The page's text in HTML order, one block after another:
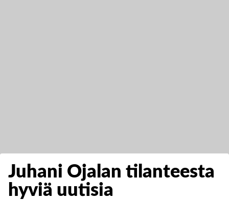
Juhani Ojalan tilanteesta
hyviä uutisia